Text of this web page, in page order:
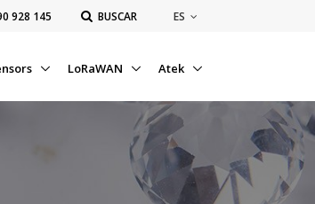
928 145‬ BUSCAR ES
LoRaWAN Atek